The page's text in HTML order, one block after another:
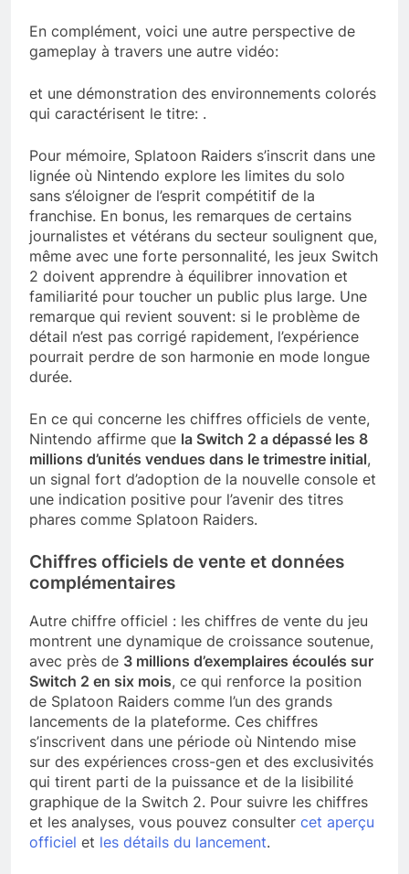
En complément, voici une autre perspective de
gameplay à travers une autre vidéo:
et une démonstration des environnements colorés
qui caractérisent le titre: .
Pour mémoire, Splatoon Raiders s’inscrit dans une
lignée où Nintendo explore les limites du solo
sans s’éloigner de l’esprit compétitif de la
franchise. En bonus, les remarques de certains
journalistes et vétérans du secteur soulignent que,
même avec une forte personnalité, les jeux Switch
2 doivent apprendre à équilibrer innovation et
familiarité pour toucher un public plus large. Une
remarque qui revient souvent: si le problème de
détail n’est pas corrigé rapidement, l’expérience
pourrait perdre de son harmonie en mode longue
durée.
En ce qui concerne les chiffres officiels de vente,
Nintendo affirme que la Switch 2 a dépassé les 8
millions d’unités vendues dans le trimestre initial,
un signal fort d’adoption de la nouvelle console et
une indication positive pour l’avenir des titres
phares comme Splatoon Raiders.
Chiffres officiels de vente et données
complémentaires
Autre chiffre officiel : les chiffres de vente du jeu
montrent une dynamique de croissance soutenue,
avec près de 3 millions d’exemplaires écoulés sur
Switch 2 en six mois, ce qui renforce la position
de Splatoon Raiders comme l’un des grands
lancements de la plateforme. Ces chiffres
s’inscrivent dans une période où Nintendo mise
sur des expériences cross-gen et des exclusivités
qui tirent parti de la puissance et de la lisibilité
graphique de la Switch 2. Pour suivre les chiffres
et les analyses, vous pouvez consulter cet aperçu
officiel et les détails du lancement.